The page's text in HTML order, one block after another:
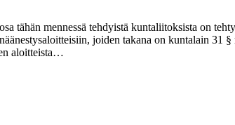
tähän mennessä tehdyistä kuntaliitoksista on
joiden takana on kuntalain 31
aloitteista…